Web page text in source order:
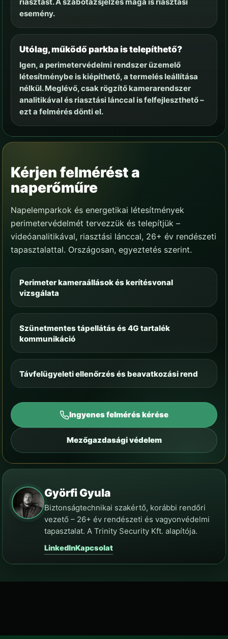
esemény.
Utólag, működő parkba is telepíthető?
Igen, a perimetervédelmi rendszer üzemelő
létesítménybe is kiépíthető, a termelés leállítása
nélkül. Meglévő, csak rögzítő kamerarendszer
analitikával és riasztási lánccal is felfejleszthető –
ezt a felmérés dönti el.
Kérjen felmérést a
naperőműre
Napelemparkok és energetikai létesítmények
perimetervédelmét tervezzük és telepítjük –
videóanalitikával, riasztási lánccal, 26+ év rendészeti
tapasztalattal. Országosan, egyeztetés szerint.
Perimeter kameraállások és kerítésvonal
vizsgálata
Szünetmentes tápellátás és 4G tartalék
kommunikáció
Távfelügyeleti ellenőrzés és beavatkozási rend
Ingyenes felmérés kérése
Mezőgazdasági védelem
Györfi Gyula
Biztonságtechnikai szakértő, korábbi rendőri
vezető – 26+ év rendészeti és vagyonvédelmi
tapasztalat. A Trinity Security Kft. alapítója.
LinkedInKapcsolat